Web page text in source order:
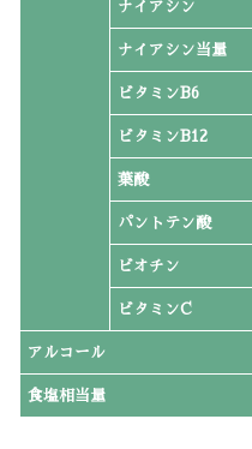
ナイアシン
ナイアシン当量
ビタミンB6
ビタミンB12
葉酸
パントテン酸
ビオチン
ビタミンC
アルコール
食塩相当量